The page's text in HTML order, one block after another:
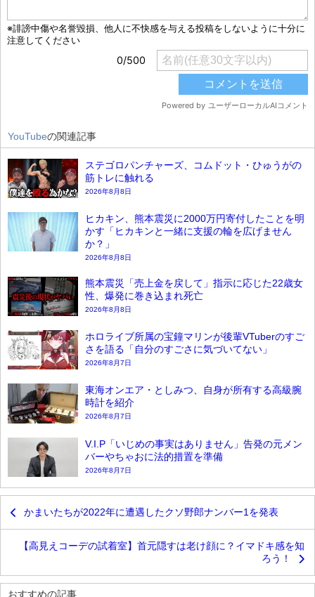
YouTubeの関連記事
ステゴロパンチャーズ、コムドット・ひゅうがの
筋トレに触れる
2026年8月8日
ヒカキン、熊本震災に2000万円寄付したことを明
かす「ヒカキンと一緒に支援の輪を広げません
か？」
2026年8月8日
熊本震災「売上金を戻して」指示に応じた22歳女
性、爆発に巻き込まれ死亡
2026年8月8日
ホロライブ所属の宝鐘マリンが後輩VTuberのすご
さを語る「自分のすごさに気づいてない」
2026年8月7日
東海オンエア・としみつ、自身が所有する高級腕
時計を紹介
2026年8月7日
V.I.P「いじめの事実はありません」告発の元メン
バーやちゃおに法的措置を準備
2026年8月7日
かまいたちが2022年に遭遇したクソ野郎ナンバー1を発表
【高見えコーデの試着室】首元隠すは老け顔に？イマドキ感を知
ろう！
おすすめの記事